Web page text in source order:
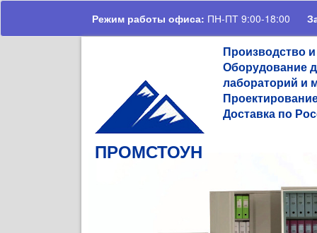
Режим работы офиса: ПН-ПТ 9:00-18:00
ПРОМСТОУН
Производство
Оборудование
лабораторий и
Доставка по